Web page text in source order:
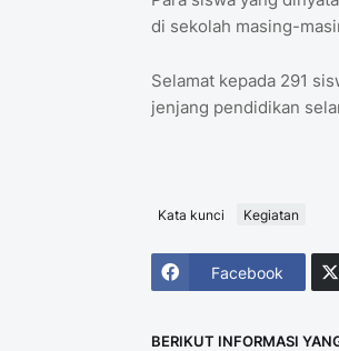
di sekolah masing-
Selamat kepada 291
jenjang pendidikan
Kata kunci Kegiatan
Facebook
BERIKUT INFORMASI